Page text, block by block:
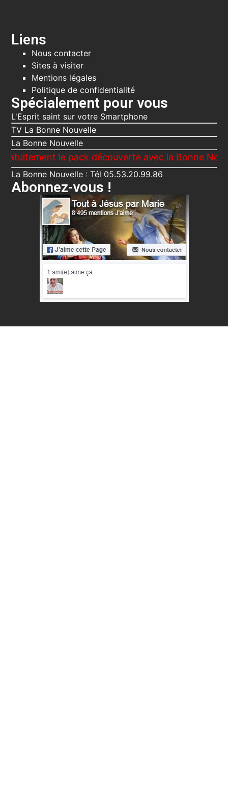
Liens
Nous contacter
Sites à visiter
Mentions légales
Politique de confidentialité
Spécialement pour vous
L'Esprit saint sur votre Smartphone
TV La Bonne Nouvelle
La Bonne Nouvelle
le pack découverte avec la Bonne Nouvelle,
La Bonne Nouvelle : Tél 05.53.20.99.86
Abonnez-vous !